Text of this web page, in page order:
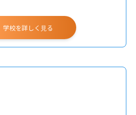
学校を詳しく見る